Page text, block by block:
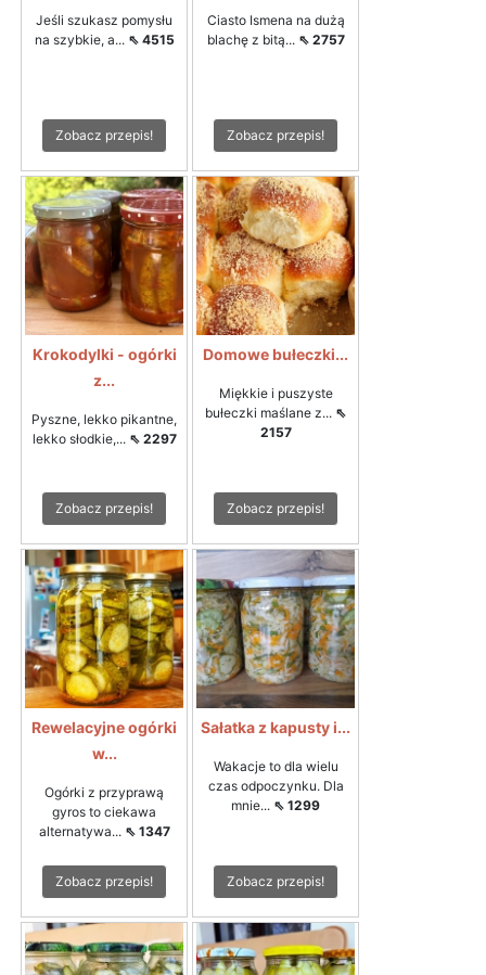
Jeśli szukasz pomysłu
na szybkie, a... ⇖ 4515
Zobacz przepis!
Ciasto Ismena na dużą
blachę z bitą... ⇖ 2757
Zobacz przepis!
Krokodylki - ogórki
z...
Pyszne, lekko pikantne,
lekko słodkie,... ⇖ 2297
Zobacz przepis!
Domowe bułeczki...
Miękkie i puszyste
bułeczki maślane z... ⇖
2157
Zobacz przepis!
Rewelacyjne ogórki
w...
Ogórki z przyprawą
gyros to ciekawa
alternatywa... ⇖ 1347
Zobacz przepis!
Sałatka z kapusty i...
Wakacje to dla wielu
czas odpoczynku. Dla
mnie... ⇖ 1299
Zobacz przepis!